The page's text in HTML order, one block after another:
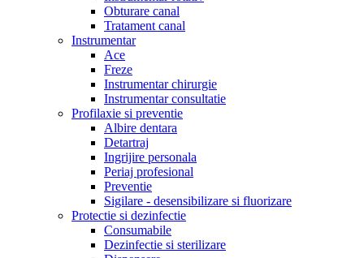
Obturare canal
Tratament canal
Instrumentar
Ace
Freze
Instrumentar chirurgie
Instrumentar consultatie
Profilaxie si preventie
Albire dentara
Detartraj
Ingrijire personala
Periaj profesional
Preventie
Sigilare - desensibilizare si fluorizare
Protectie si dezinfectie
Consumabile
Dezinfectie si sterilizare